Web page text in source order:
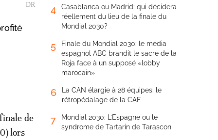
DR
de
lors
4
Casablanca ou Madrid: qui décidera
réellement du lieu de la finale du
Mondial 2030?
5
Finale du Mondial 2030: le média
espagnol ABC brandit le sacre de la
Roja face à un supposé «lobby
marocain»
6
La CAN élargie à 28 équipes: le
rétropédalage de la CAF
7
Mondial 2030: L’Espagne ou le
syndrome de Tartarin de Tarascon